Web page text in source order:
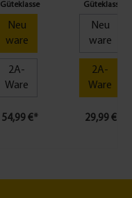
Güteklasse
Neu
ware
2A-
Ware
54,99 €*
Güteklasse
Neu
ware
2A-
Ware
29,99 €*